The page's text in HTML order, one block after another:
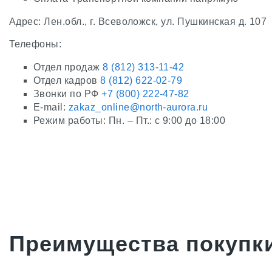
Адрес: Лен.обл., г. Всеволожск, ул. Пушкинская д. 107
Телефоны:
Отдел продаж8 (812) 313-11-42
Отдел кадров8 (812) 622-02-79
Звонки по РФ+7 (800) 222-47-82
E-mail: zakaz_online@north-aurora.ru
Режим работы: Пн. – Пт.: с 9:00 до 18:00
Преимущества